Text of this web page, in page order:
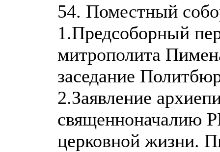
54. Поместный
1.Предсоборный
митрополита
заседание
2.Заявление
священноначалию
церковной жизни.